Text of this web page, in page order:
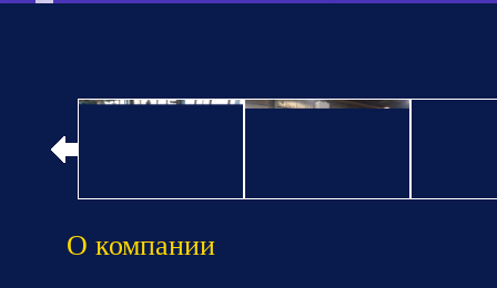
О компании